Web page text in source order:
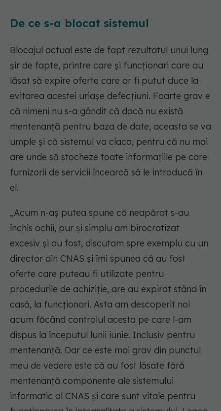
De ce s-a blocat sistemul
Blocajul actual este de fapt rezultatul unui lung
șir de fapte, printre care și funcționari care au
lăsat să expire oferte care ar fi putut duce la
evitarea acestei uriașe defecțiuni. Foarte grav e
că nimeni nu s-a gândit că dacă nu există
mentenanță pentru baza de date, aceasta se va
umple și că sistemul va claca, pentru că nu mai
are unde să stocheze toate informațiile pe care
furnizorii de servicii încearcă să le introducă în
el.
„Acum n-aș putea spune că neapărat s-au
închis ochii, pur și simplu am birocratizat
excesiv și au fost, discutam spre exemplu cu un
director din CNAS și îmi spunea că au fost
oferte care puteau fi utilizate pentru
procedurile de achiziție, are au expirat stând în
casă, la funcționari. Asta am descoperit noi
acum făcând controlul acesta pe care l-am
dispus la începutul lunii iunie. Inclusiv pentru
mentenanță. Dar ce este mai grav din punctul
meu de vedere este că au fost lăsate fără
mentenanță componente ale sistemului
informatic al CNAS și care sunt vitale pentru